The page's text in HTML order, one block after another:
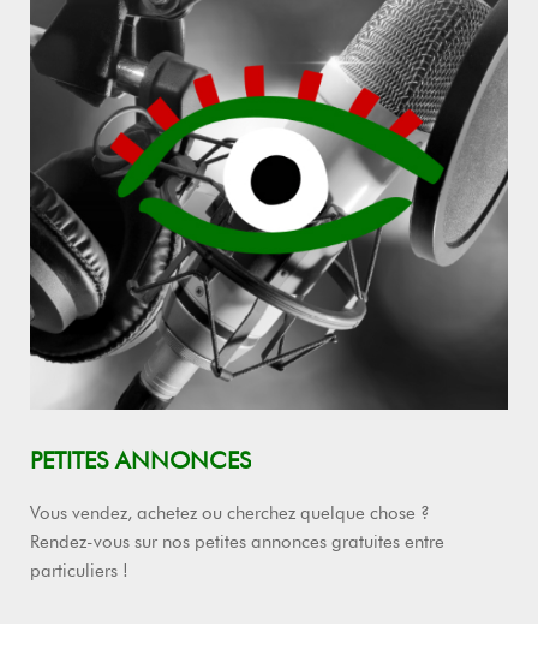
PETITES ANNONCES
Vous vendez, achetez ou cherchez quelque chose ?
Rendez-vous sur nos petites annonces gratuites entre
particuliers !